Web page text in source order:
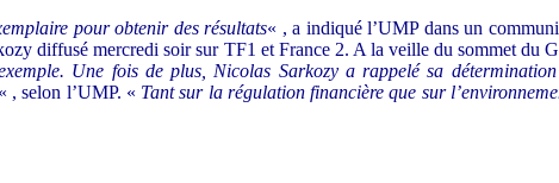
pour obtenir des résultats« , a indiqué l’UMP dans un
diffusé mercredi soir sur TF1 et France 2. A la veille du sommet du
Une fois de plus, Nicolas Sarkozy a rappelé sa
, selon l’UMP. « Tant sur la régulation financière que sur